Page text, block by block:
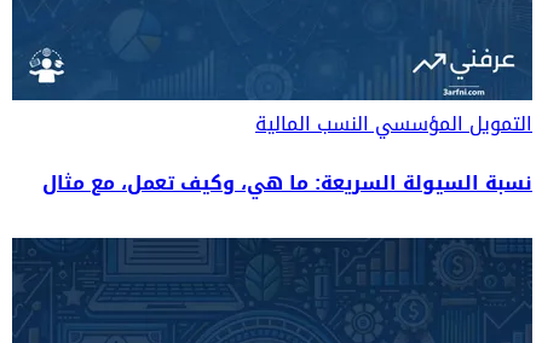
التمويل المؤسسيالنسب المالية
نسبة السيولة السريعة: ما هي، وكيف تعمل، مع مثال